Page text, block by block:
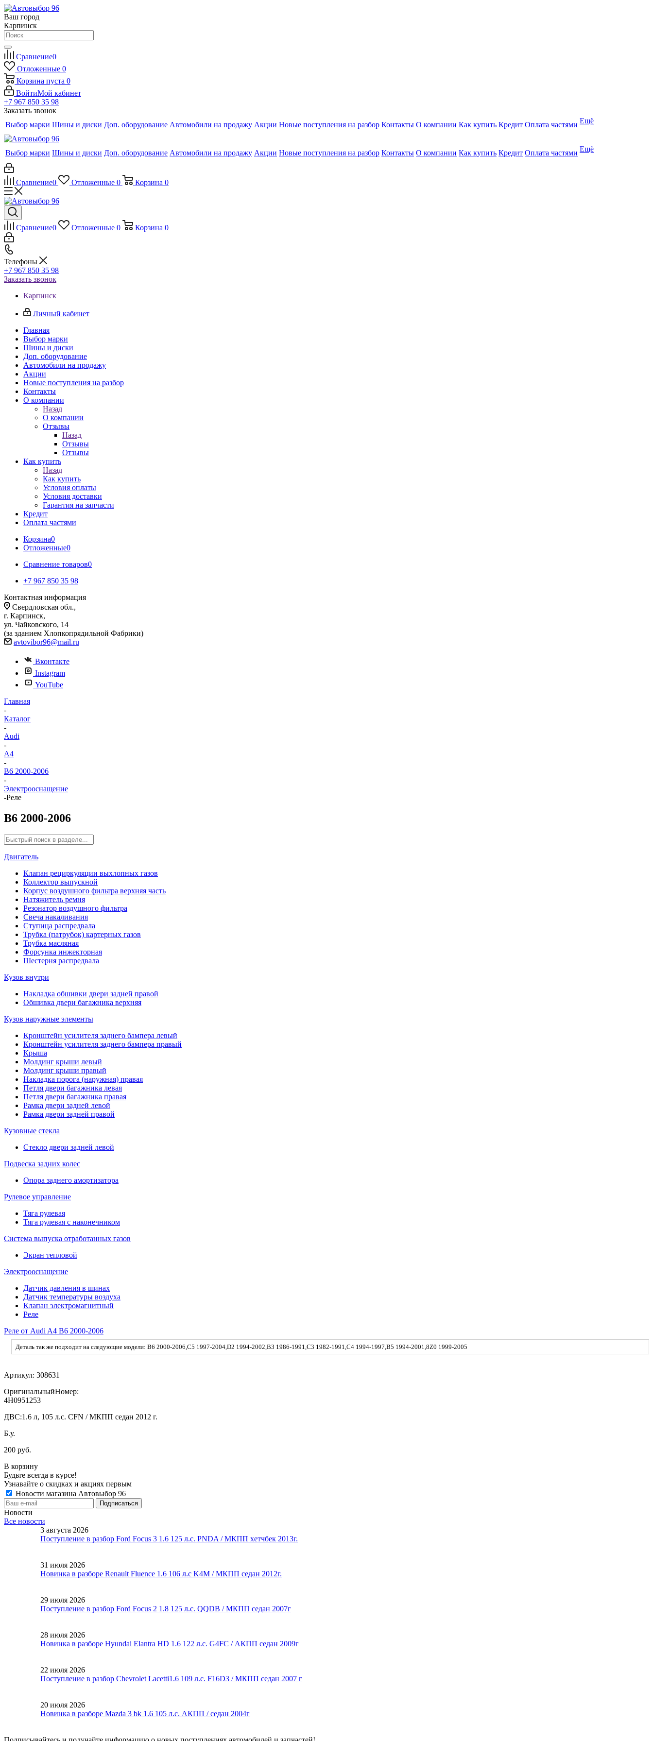
Ваш город
Карпинск
Сравнение0
Отложенные 0
Корзина пуста 0
ВойтиМой кабинет
+7 967 850 35 98
Заказать звонок
Выбор марки Шины и диски Доп. оборудование Автомобили на продажу Акции Новые поступления на разбор Контакты О компании Как купить Кредит Оплата частями Ещё
Выбор марки Шины и диски Доп. оборудование Автомобили на продажу Акции Новые поступления на разбор Контакты О компании Как купить Кредит Оплата частями Ещё
Сравнение0 Отложенные 0 Корзина 0
Сравнение0 Отложенные 0 Корзина 0
Телефоны
+7 967 850 35 98
Заказать звонок
Карпинск
Личный кабинет
Главная
Выбор марки
Шины и диски
Доп. оборудование
Автомобили на продажу
Акции
Новые поступления на разбор
Контакты
О компании
Назад
О компании
Отзывы
Назад
Отзывы
Отзывы
Как купить
Назад
Как купить
Условия оплаты
Условия доставки
Гарантия на запчасти
Кредит
Оплата частями
Корзина0
Отложенные0
Сравнение товаров0
+7 967 850 35 98
Контактная информация
Свердловская обл.,
г. Карпинск,
ул. Чайковского, 14
(за зданием Хлопкопрядильной Фабрики)
avtovibor96@mail.ru
Вконтакте
Instagram
YouTube
Главная
-
Каталог
-
Audi
-
A4
-
B6 2000-2006
-
Электрооснащение
-Реле
B6 2000-2006
Двигатель
Клапан рециркуляции выхлопных газов
Коллектор выпускной
Корпус воздушного фильтра верхняя часть
Натяжитель ремня
Резонатор воздушного фильтра
Свеча накаливания
Ступица распредвала
Трубка (патрубок) картерных газов
Трубка масляная
Форсунка инжекторная
Шестерня распредвала
Кузов внутри
Накладка обшивки двери задней правой
Обшивка двери багажника верхняя
Кузов наружные элементы
Кронштейн усилителя заднего бампера левый
Кронштейн усилителя заднего бампера правый
Крыша
Молдинг крыши левый
Молдинг крыши правый
Накладка порога (наружная) правая
Петля двери багажника левая
Петля двери багажника правая
Рамка двери задней левой
Рамка двери задней правой
Кузовные стекла
Стекло двери задней левой
Подвеска задних колес
Опора заднего амортизатора
Рулевое управление
Тяга рулевая
Тяга рулевая с наконечником
Система выпуска отработанных газов
Экран тепловой
Электрооснащение
Датчик давления в шинах
Датчик температуры воздуха
Клапан электромагнитный
Реле
Реле от Audi A4 B6 2000-2006
Деталь так же подходит на следующие модели: B6 2000-2006,C5 1997-2004,D2 1994-2002,B3 1986-1991,C3 1982-1991,C4 1994-1997,B5 1994-2001,8Z0 1999-2005
Артикул: 308631
ОригинальныйНомер:
4H0951253
ДВС:1.6 л, 105 л.с. CFN / МКПП седан 2012 г.
Б.у.
200 руб.
В корзину
Будьте всегда в курсе!
Узнавайте о скидках и акциях первым
Новости магазина Автовыбор 96
Новости
Все новости
3 августа 2026
Поступление в разбор Ford Focus 3 1.6 125 л.с. PNDA / МКПП хетчбек 2013г.
31 июля 2026
Новинка в разборе Renault Fluence 1.6 106 л.с K4M / МКПП седан 2012г.
29 июля 2026
Поступление в разбор Ford Focus 2 1.8 125 л.с. QQDB / МКПП седан 2007г
28 июля 2026
Новинка в разборе Hyundai Elantra HD 1.6 122 л.с. G4FC / АКПП седан 2009г
22 июля 2026
Поступление в разбор Chevrolet Lacetti1.6 109 л.с. F16D3 / МКПП седан 2007 г
20 июля 2026
Новинка в разборе Mazda 3 bk 1.6 105 л.с. АКПП / седан 2004г